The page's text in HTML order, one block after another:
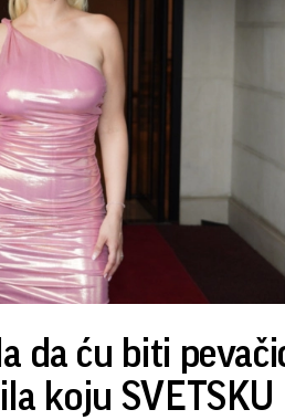
da ću biti
koju SVETSKU